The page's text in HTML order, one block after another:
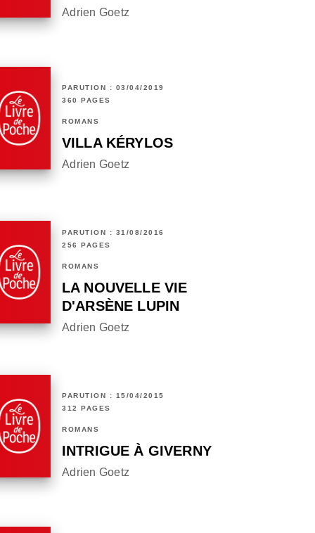
Adrien Goetz
PARUTION : 03/04/2019
360 PAGES
ROMANS
VILLA KÉRYLOS
Adrien Goetz
PARUTION : 31/08/2016
256 PAGES
ROMANS
LA NOUVELLE VIE
D'ARSÈNE LUPIN
Adrien Goetz
PARUTION : 15/04/2015
312 PAGES
ROMANS
INTRIGUE À GIVERNY
Adrien Goetz